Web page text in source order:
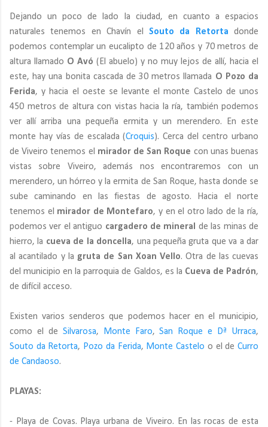
Dejando un poco de lado la ciudad, en cuanto a espacios
naturales tenemos en Chavín el Souto da Retorta donde
podemos contemplar un eucalipto de 120 años y 70 metros de
altura llamado O Avó (El abuelo) y no muy lejos de allí, hacia el
este, hay una bonita cascada de 30 metros llamada O Pozo da
Ferida, y hacia el oeste se levante el monte Castelo de unos
450 metros de altura con vistas hacia la ría, también podemos
ver allí arriba una pequeña ermita y un merendero. En este
monte hay vías de escalada (Croquis). Cerca del centro urbano
de Viveiro tenemos el mirador de San Roque con unas buenas
vistas sobre Viveiro, además nos encontraremos con un
merendero, un hórreo y la ermita de San Roque, hasta donde se
sube caminando en las fiestas de agosto. Hacia el norte
tenemos el mirador de Montefaro, y en el otro lado de la ría,
podemos ver el antiguo cargadero de mineral
de las minas de
hierro, la cueva de la doncella, una pequeña gruta que va a dar
al acantilado y la gruta de San Xoan Vello. Otra de las cuevas
del municipio en la parroquia de Galdos, es la Cueva de Padrón,
de difícil acceso.
Existen varios senderos que podemos hacer en el municipio,
como el de Silvarosa, Monte Faro,San Roque e Dª Urraca,
Souto da Retorta, Pozo da Ferida, Monte Castelo o el deCurro
de Candaoso.
PLAYAS:
- Playa de Covas. Playa urbana de Viveiro. En las rocas de esta